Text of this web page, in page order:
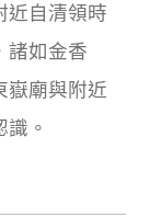
近自清領時
諸如金香
嶽廟與附近
。